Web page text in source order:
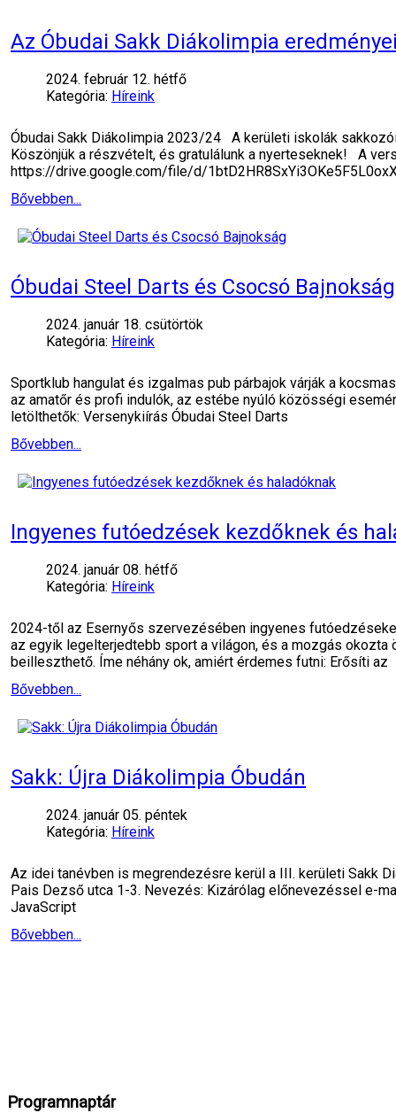
Az Óbudai Sakk Diákolimpia
2024. február 12. hétfő
Kategória: Híreink
Óbudai Sakk Diákolimpia 2023/24 A kerületi iskolák
Köszönjük a részvételt, és gratulálunk a nyerteseknek! A
https://drive.google.com/file/d/
Bővebben...
Óbudai Steel Darts és Csocsó Bajnokság
2024. január 18. csütörtök
Kategória: Híreink
Sportklub hangulat és izgalmas pub párbajok várják a
az amatőr és profi indulók, az estébe nyúló közösségi
letölthetők: Versenykiírás Óbudai Steel Darts
Bővebben...
Ingyenes futóedzések kezdőknek és
2024. január 08. hétfő
Kategória: Híreink
2024-től az Esernyős szervezésében ingyenes
az egyik legelterjedtebb sport a világon, és a mozgás
beilleszthető. Íme néhány ok, amiért érdemes futni: Erősíti az
Bővebben...
Sakk: Újra Diákolimpia Óbudán
2024. január 05. péntek
Kategória: Híreink
Az idei tanévben is megrendezésre kerül a III. kerületi Sakk
Pais Dezső utca 1-3. Nevezés: Kizárólag előnevezéssel e-
JavaScript
Bővebben...
Programnaptár